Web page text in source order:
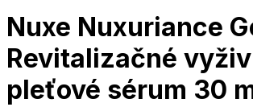
Nuxe Nuxuriance
Revitalizačné
pleťové sérum 30